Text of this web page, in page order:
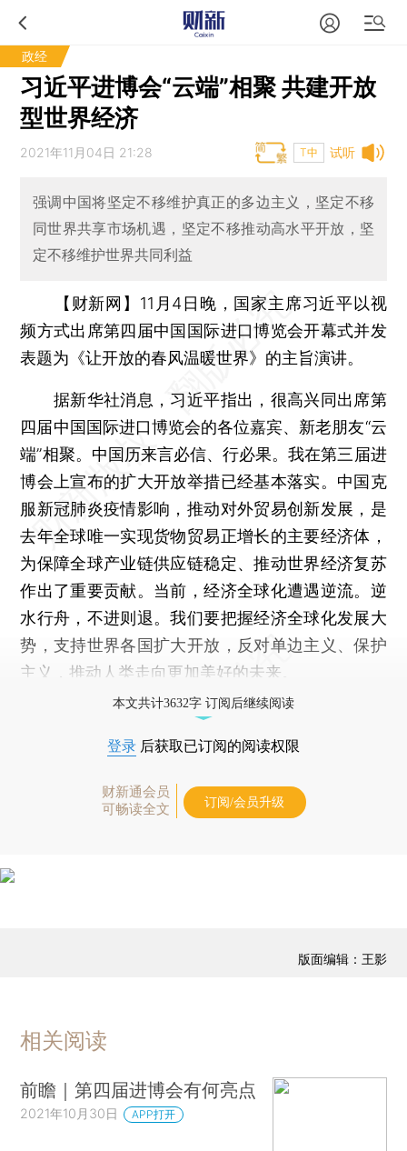
政经
习近平进博会“云端”相聚 共建开放
型世界经济
试听
2021年11月04日 21:28 T中
强调中国将坚定不移维护真正的多边主义，坚定不移
同世界共享市场机遇，坚定不移推动高水平开放，坚
定不移维护世界共同利益
【财新网】 11月4日晚，国家主席习近平以视
频方式出席第四届中国国际进口博览会开幕式并发
表题为《让开放的春风温暖世界》的主旨演讲。
据新华社消息，习近平指出，很高兴同出席第
四届中国国际进口博览会的各位嘉宾、新老朋友“云
端”相聚。中国历来言必信、行必果。我在第三届进
博会上宣布的扩大开放举措已经基本落实。中国克
服新冠肺炎疫情影响，推动对外贸易创新发展，是
去年全球唯一实现货物贸易正增长的主要经济体，
为保障全球产业链供应链稳定、推动世界经济复苏
作出了重要贡献。当前，经济全球化遭遇逆流。逆
水行舟，不进则退。我们要把握经济全球化发展大
势，支持世界各国扩大开放，反对单边主义、保护
主义，推动人类走向更加美好的未来。
本文共计3632字 订阅后继续阅读
登录 后获取已订阅的阅读权限
财新通会员
可畅读全文
订阅/会员升级
版面编辑：王影
相关阅读
前瞻｜第四届进博会有何亮点
2021年10月30日 APP打开